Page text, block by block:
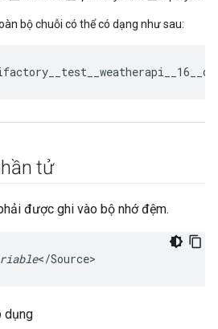
bộ chuỗi có thể có dạng như sau:
tử
được ghi vào bộ nhớ đệm.
</Source>
dụng